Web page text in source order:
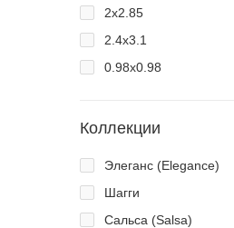
2х2.85
2.4х3.1
0.98x0.98
Коллекции
Элеганс (Elegance)
Шагги
Сальса (Salsa)